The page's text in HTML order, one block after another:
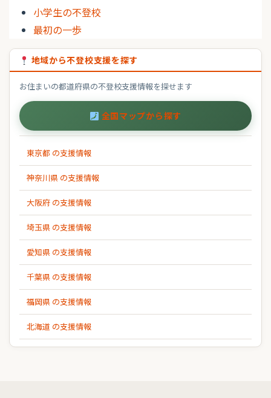
小学生の不登校
最初の一歩
地域から不登校支援を探す
お住まいの都道府県の不登校支援情報を探せます
全国マップから探す
東京都 の支援情報
神奈川県 の支援情報
大阪府 の支援情報
埼玉県 の支援情報
愛知県 の支援情報
千葉県 の支援情報
福岡県 の支援情報
北海道 の支援情報